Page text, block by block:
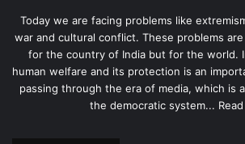
Today we are facing problems like
war and cultural conflict. These problems
for the country of India but for the world.
human welfare and its protection is an
passing through the era of media, which is
the democratic system...